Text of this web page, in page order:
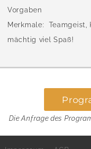
Vorgaben
Merkmale: Teamgeist,
mächtig viel Spaß!
Die Anfrage des